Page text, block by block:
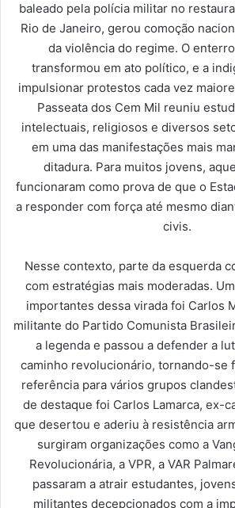
baleado pela polícia militar no
Rio de Janeiro, gerou comoção
da violência do regime. O
transformou em ato político, e a
impulsionar protestos cada vez
Passeata dos Cem Mil reuniu
intelectuais, religiosos e diversos
em uma das manifestações mais
ditadura. Para muitos jovens,
funcionaram como prova de que o
a responder com força até mesmo
civis.
Nesse contexto, parte da esquerda
com estratégias mais moderadas.
importantes dessa virada foi Carlos
militante do Partido Comunista
a legenda e passou a defender a
caminho revolucionário, tornando-se
referência para vários grupos
de destaque foi Carlos Lamarca, ex-
que desertou e aderiu à resistência
surgiram organizações como a
Revolucionária, a VPR, a VAR
passaram a atrair estudantes,
militantes decepcionados com a